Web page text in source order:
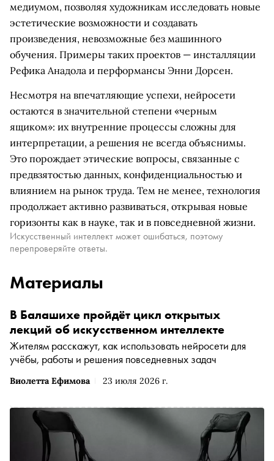
медиумом, позволяя художникам исследовать новые
эстетические возможности и создавать
произведения, невозможные без машинного
обучения. Примеры таких проектов — инсталляции
Рефика Анадола и перформансы Энни Дорсен.
Несмотря на впечатляющие успехи, нейросети
остаются в значительной степени «черным
ящиком»: их внутренние процессы сложны для
интерпретации, а решения не всегда объяснимы.
Это порождает этические вопросы, связанные с
предвзятостью данных, конфиденциальностью и
влиянием на рынок труда. Тем не менее, технология
продолжает активно развиваться, открывая новые
горизонты как в науке, так и в повседневной жизни.
Искусственный интеллект может ошибаться, поэтому
перепроверяйте ответы.
Материалы
Виолетта Ефимова 23 июля 2026 г.
В Балашихе пройдёт цикл открытых
лекций об искусственном интеллекте
Жителям расскажут, как использовать нейросети для
учёбы, работы и решения повседневных задач